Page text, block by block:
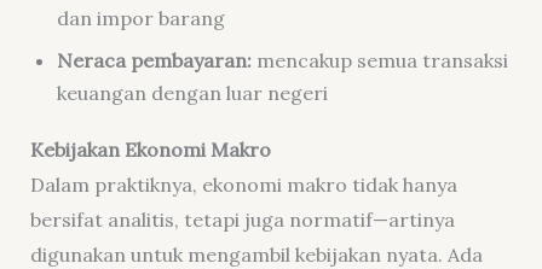
dan impor barang
Neraca pembayaran:mencakup semua transaksi
keuangan dengan luar negeri
Kebijakan Ekonomi Makro
Dalam praktiknya, ekonomi makro tidak hanya
bersifat analitis, tetapi juga normatif—artinya
digunakan untuk mengambil kebijakan nyata. Ada